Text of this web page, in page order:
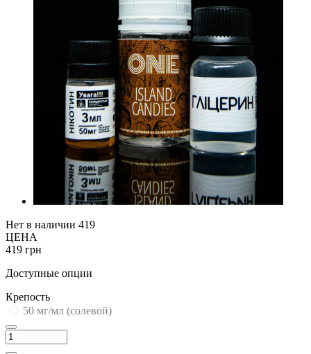
Нет в наличии 419
ЦЕНА
419 грн
Доступные опции
Крепость
50 мг/мл (солевой)